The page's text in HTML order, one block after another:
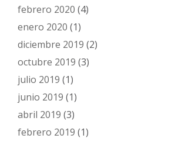
febrero 2020 (4)
enero 2020 (1)
diciembre 2019 (2)
octubre 2019 (3)
julio 2019 (1)
junio 2019 (1)
abril 2019 (3)
febrero 2019 (1)